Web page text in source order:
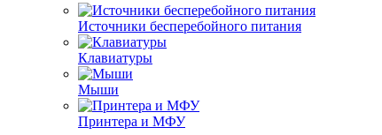
Источники бесперебойного питания
Клавиатуры
Мыши
Принтера и МФУ